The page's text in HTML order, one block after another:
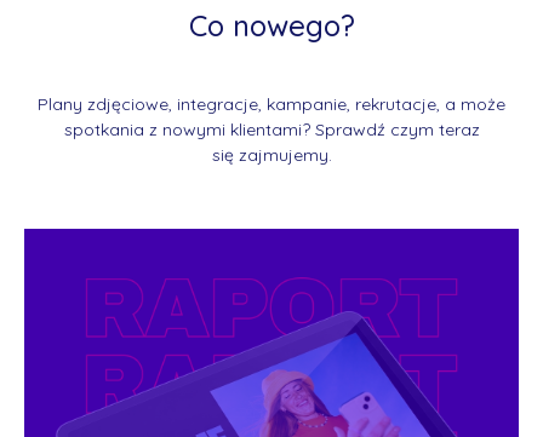
Co nowego?
Plany zdjęciowe, integracje, kampanie, rekrutacje, a może
spotkania z nowymi klientami? Sprawdź czym teraz
się zajmujemy.